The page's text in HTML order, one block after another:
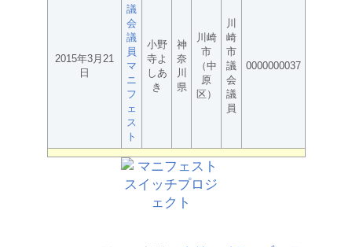
2015年3月21
日
議
会
議
員
マ
ニ
フ
ェ
ス
ト
小野
寺よ
しあ
き
神
奈
川
県
川崎
市
（中
原
区）
川
崎
市
議
会
議
員
0000000037